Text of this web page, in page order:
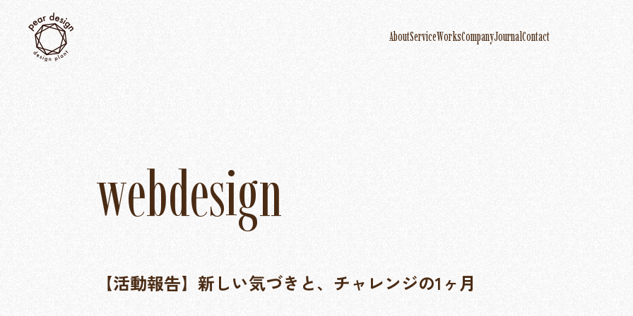
AboutServiceWorksCompanyJournalContact
webdesign
【活動報告】新しい気づきと、チャレンジの1ヶ月